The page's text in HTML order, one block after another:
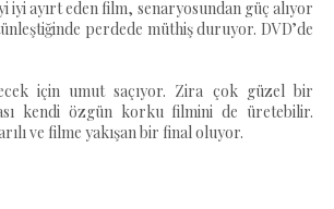
iyi ayırt eden film, senaryosundan güç alıyor
perdede müthiş duruyor. DVD’de
için umut saçıyor. Zira çok güzel bir
kendi özgün korku filmini de üretebilir.
ve filme yakışan bir final oluyor.